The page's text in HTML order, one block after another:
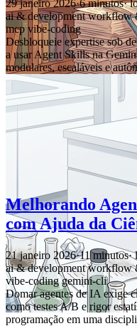
29 janeiro 2026·6 minutos·
ai & developmentworkflow
mcpvibe-coding
Desbloqueie expertise sob
a usar Agent Skills na
modulares, escaláveis e
Melhorando
com Ajuda da
21 janeiro 2026·11 minutos·
ai & developmentworkflow
vibe-codinggemini-cli
Domar agentes de IA exige
como testes A/B e rigor
programação em uma